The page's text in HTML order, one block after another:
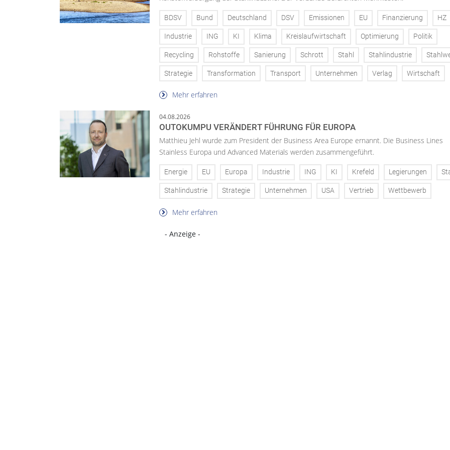
BDSV Bund Deutschland DSV Emissionen EU Finanzierung HZ
Industrie ING KI Klima Kreislaufwirtschaft Optimierung Politik
Recycling Rohstoffe Sanierung Schrott Stahl Stahlindustrie
Strategie Transformation Transport Unternehmen Verlag Wirtschaft
Mehr erfahren
04.08.2026
OUTOKUMPU VERÄNDERT FÜHRUNG FÜR EUROPA
Matthieu Jehl wurde zum President der Business Area Europe ernannt. Die Business Lines
Stainless Europa und Advanced Materials werden zusammengeführt.
Energie EU Europa Industrie ING KI Krefeld Legierungen
Stahlindustrie Strategie Unternehmen USA Vertrieb Wettbewerb
Mehr erfahren
- Anzeige -